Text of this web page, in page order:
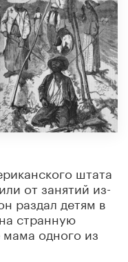
штата
от занятий из-
раздал детям в
странную
одного из